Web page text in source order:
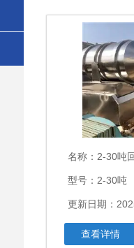
名称： 2-30吨回
型号：2-30吨
更新日期：
查看详情